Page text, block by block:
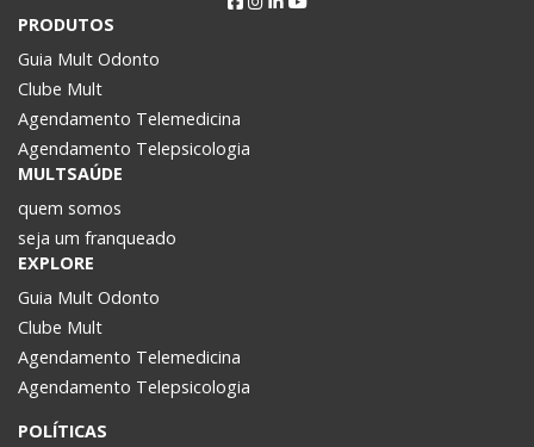
PRODUTOS
Guia Mult Odonto
Clube Mult
Agendamento Telemedicina
Agendamento Telepsicologia
MULTSAÚDE
quem somos
seja um franqueado
EXPLORE
Guia Mult Odonto
Clube Mult
Agendamento Telemedicina
Agendamento Telepsicologia
POLÍTICAS